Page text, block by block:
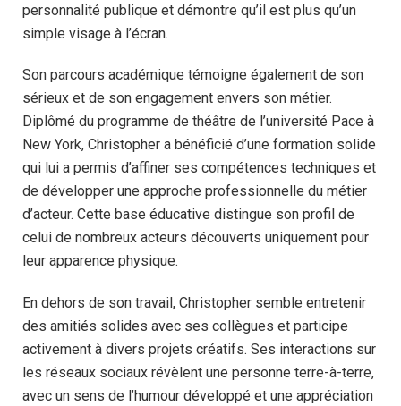
personnalité publique et démontre qu’il est plus qu’un
simple visage à l’écran.
Son parcours académique témoigne également de son
sérieux et de son engagement envers son métier.
Diplômé du programme de théâtre de l’université Pace à
New York, Christopher a bénéficié d’une formation solide
qui lui a permis d’affiner ses compétences techniques et
de développer une approche professionnelle du métier
d’acteur. Cette base éducative distingue son profil de
celui de nombreux acteurs découverts uniquement pour
leur apparence physique.
En dehors de son travail, Christopher semble entretenir
des amitiés solides avec ses collègues et participe
activement à divers projets créatifs. Ses interactions sur
les réseaux sociaux révèlent une personne terre-à-terre,
avec un sens de l’humour développé et une appréciation